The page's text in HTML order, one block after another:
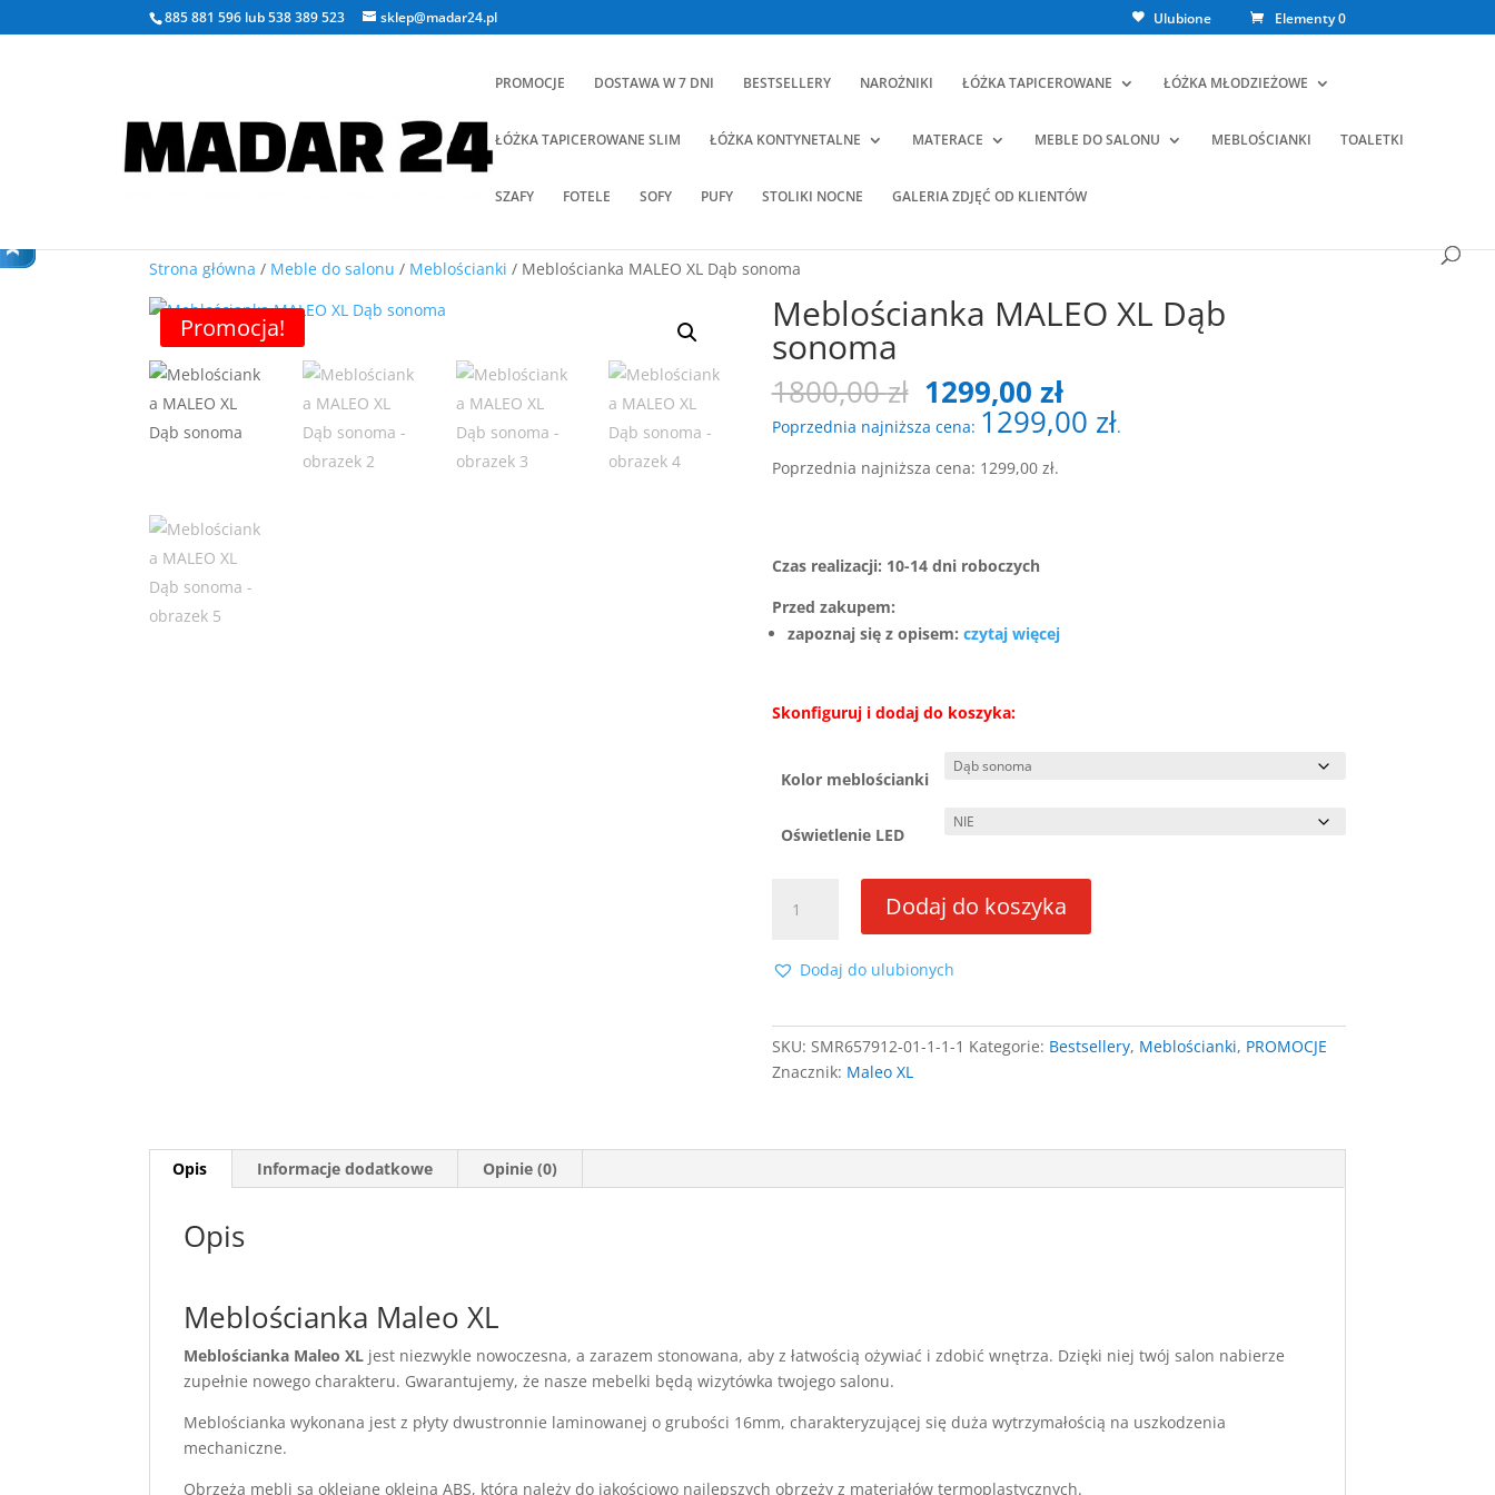
885 881 596 lub538 389 523 sklep@madar24.pl Ulubione Elementy 0
PROMOCJE DOSTAWA W 7 DNI BESTSELLERY NAROŻNIKI ŁÓŻKA TAPICEROWANE ŁÓŻKA MŁODZIEŻOWE
ŁÓŻKA TAPICEROWANE SLIM ŁÓŻKA KONTYNETALNE MATERACE MEBLE DO SALONU MEBLOŚCIANKI TOALETKI
SZAFY FOTELE SOFY PUFY STOLIKI NOCNE GALERIA ZDJĘĆ OD KLIENTÓW
Strona główna / Meble do salonu / Meblościanki / Meblościanka MALEO XL Dąb sonoma
Promocja! Meblościanka MALEO XL Dąb
sonoma
1800,00zł Pierwotna
cena
wynosiła:
1800,00 zł.
1299,00 złAktualna
cena
wynosi:
Poprzednia najniższa cena: 1299,00 zł.
Poprzednia najniższa cena: 1299,00 zł.
Czas realizacji: 10-14 dni roboczych
Przed zakupem:
zapoznaj się z opisem: czytaj więcej
Skonfiguruj i dodaj do koszyka:
Kolor meblościanki
Oświetlenie LED
Meblościanka
XL
Dodaj do koszyka
Dodaj do ulubionych
SKU: SMR657912-01-1-1-1 Kategorie: Bestsellery, Meblościanki, PROMOCJE
Znacznik: Maleo XL
Opis Informacje dodatkowe Opinie (0)
Opis
Meblościanka Maleo XL
Meblościanka Maleo XL jest niezwykle nowoczesna, a zarazem stonowana, aby z łatwością ożywiać i zdobić wnętrza. Dzięki niej twój salon nabierze
zupełnie nowego charakteru. Gwarantujemy, że nasze mebelki będą wizytówka twojego salonu.
Meblościanka wykonana jest z płyty dwustronnie laminowanej o grubości 16mm, charakteryzującej się duża wytrzymałością na uszkodzenia
mechaniczne.
Obrzeża mebli są oklejane okleiną ABS, która należy do jakościowo najlepszych obrzeży z materiałów termoplastycznych.